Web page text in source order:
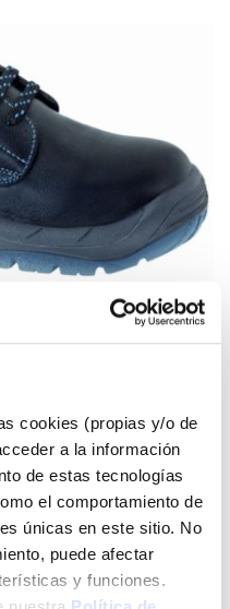
cookies (propias y/o de
a la información
de estas tecnologías
el comportamiento de
únicas en este sitio. No
puede afectar
y funciones.
suela
piel
pl
Ref:CF-58048